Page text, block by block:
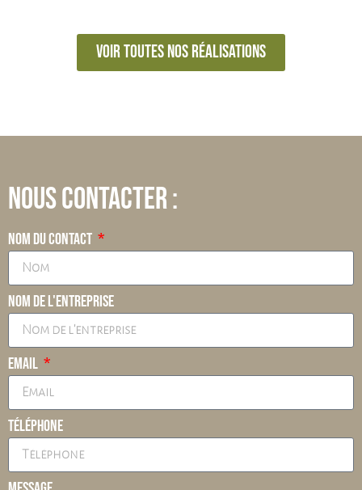
Voir toutes nos réalisations
Nous contacter :
Nom du contact
Nom de l'entreprise
Email
Téléphone